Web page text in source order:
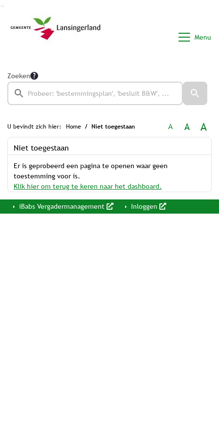
Menu
Zoeken
U bevindt zich hier: Home Niet toegestaan A A A
Niet toegestaan
Er is geprobeerd een pagina te openen waar geen
toestemming voor is.
Klik hier om terug te keren naar het dashboard.
iBabs Vergadermanagement Inloggen